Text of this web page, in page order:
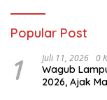
Popular Post
1 Juli 11, 2026 0
Wagub
2026, Ajak